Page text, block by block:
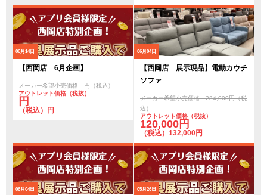
06月14日
【西岡店 6月企画】
メーカー希望小売価格 円（税込）
アウトレット価格（税抜）
円
（税込）円
06月04日
【西岡店 展示現品】電動カウチ
ソファ
メーカー希望小売価格 284,000円（税
込）
アウトレット価格（税抜）
120,000円
（税込）132,000円
06月04日 05月26日